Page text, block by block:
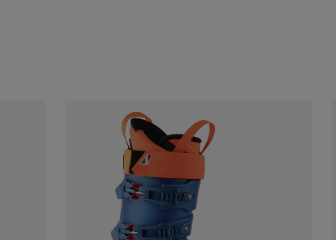
la recherche
Puissance,
La technologie
différentes
grande
explosif pour
Design plus